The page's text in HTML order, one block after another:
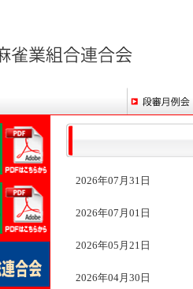
2026年07月31日
2026年07月01日
2026年05月21日
2026年04月30日